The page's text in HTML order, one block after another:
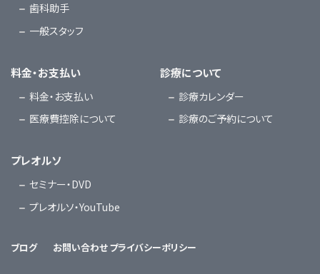
歯科助手
一般スタッフ
料金・お支払い
料金・お支払い
医療費控除について
診療について
診療カレンダー
診療のご予約について
プレオルソ
セミナー・DVD
プレオルソ・YouTube
ブログ お問い合わせプライバシーポリシー